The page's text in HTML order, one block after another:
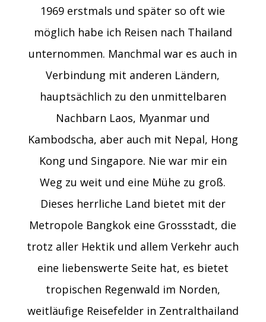
1969 erstmals und später so oft wie
möglich habe ich Reisen nach Thailand
unternommen. Manchmal war es auch in
Verbindung mit anderen Ländern,
hauptsächlich zu den unmittelbaren
Nachbarn Laos, Myanmar und
Kambodscha, aber auch mit Nepal, Hong
Kong und Singapore. Nie war mir ein
Weg zu weit und eine Mühe zu groß.
Dieses herrliche Land bietet mit der
Metropole Bangkok eine Grossstadt, die
trotz aller Hektik und allem Verkehr auch
eine liebenswerte Seite hat, es bietet
tropischen Regenwald im Norden,
weitläufige Reisefelder in Zentralthailand